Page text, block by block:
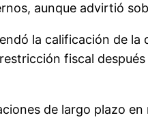
aunque advirtió
la calificación de la
fiscal
de largo plazo en